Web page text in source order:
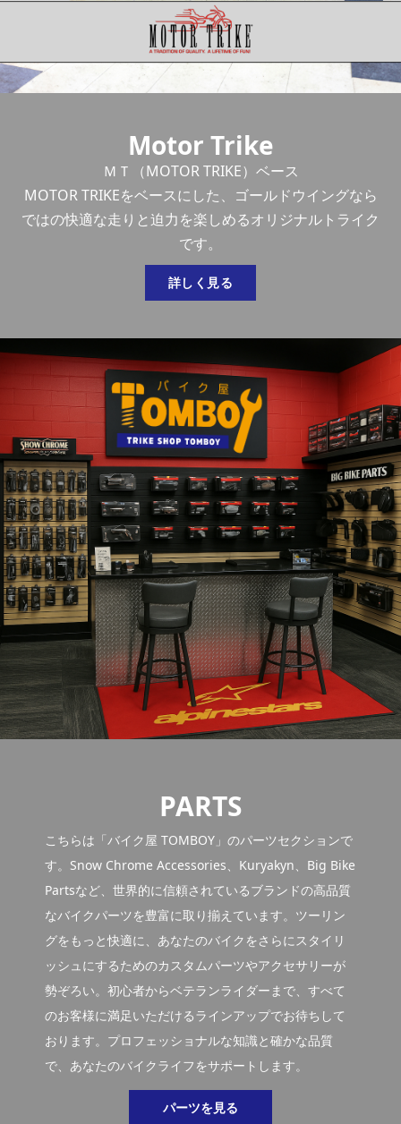
PARTS
こちらは「バイク屋 TOMBOY」のパーツセクションで
す。Snow Chrome Accessories、Kuryakyn、Big Bike
Partsなど、世界的に信頼されているブランドの高品質
なバイクパーツを豊富に取り揃えています。ツーリン
グをもっと快適に、あなたのバイクをさらにスタイリ
ッシュにするためのカスタムパーツやアクセサリーが
勢ぞろい。初心者からベテランライダーまで、すべて
のお客様に満足いただけるラインアップでお待ちして
おります。プロフェッショナルな知識と確かな品質
で、あなたのバイクライフをサポートします。
パーツを見る
ＭＴ（MOTOR TRIKE）ベース